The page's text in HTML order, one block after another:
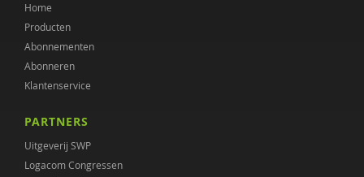
Home
Producten
Abonnementen
Abonneren
Klantenservice
PARTNERS
Uitgeverij SWP
Logacom Congressen